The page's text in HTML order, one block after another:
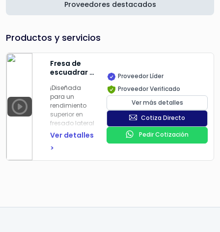
Proveedores destacados
Productos y servicios
Fresa de
escuadrar y
MAXIMILL
TANGENT-13
– Potencia
y Precisión
sin
competencia.
¡Diseñada
para un
rendimiento
superior en
fresado lateral
y
Característica Competencia
Ver detalles
>
Proveedor Líder
Proveedor Verificado
Ver más detalles
Cotiza Directo
Pedir Cotización